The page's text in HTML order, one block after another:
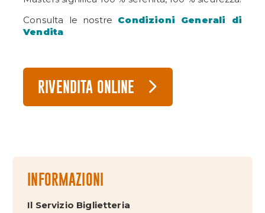
Consulta le nostre Condizioni Generali di
Vendita
RIVENDITA ONLINE
INFORMAZIONI
Il Servizio Biglietteria